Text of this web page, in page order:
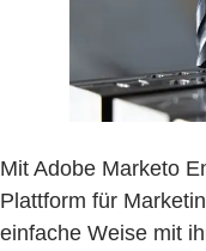
Mit Adobe Marketo
Plattform für
einfache Weise mit